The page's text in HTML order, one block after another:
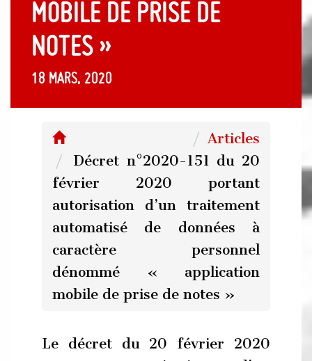
mobile de prise de
notes »
18 mars, 2020
Articles
Décret n°2020-151 du 20
février 2020 portant
autorisation d’un traitement
automatisé de données à
caractère personnel
dénommé « application
mobile de prise de notes »
Le décret du 20 février 2020